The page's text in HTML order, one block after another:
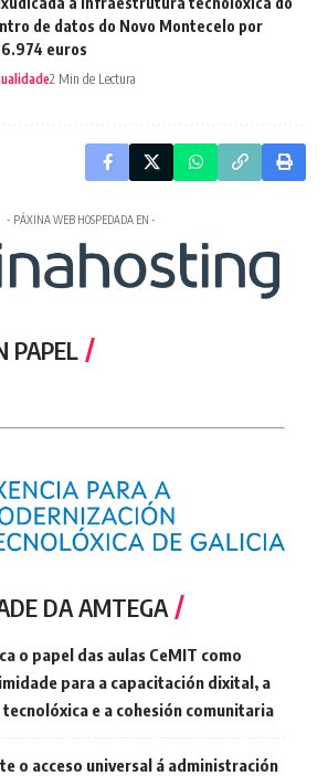
de datos do Novo Montecelo por
euros
2 Min de Lectura
- PÁXINA WEB HOSPEDADA EN -
PAPEL
DA AMTEGA
o papel das aulas CeMIT como
para a capacitación dixital, a
e a cohesión comunitaria
o acceso universal á administración